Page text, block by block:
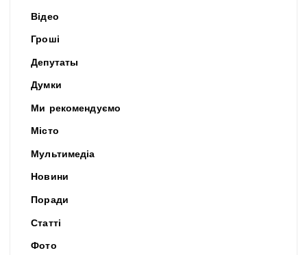
Відео
Гроші
Депутаты
Думки
Ми рекомендуємо
Місто
Мультимедіа
Новини
Поради
Статті
Фото